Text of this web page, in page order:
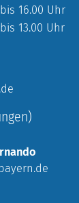
16.00 Uhr
13.00 Uhr